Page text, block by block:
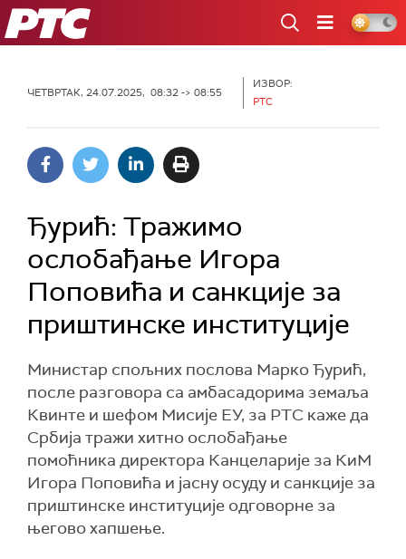
РТС
ЧЕТВРТАК, 24.07.2025, 08:32 -> 08:55
ИЗВОР:
РТС
Ђурић: Тражимо
ослобађање Игора
Поповића и санкције за
приштинске институције
Министар спољних послова Марко Ђурић,
после разговора са амбасадорима земаља
Квинте и шефом Мисије ЕУ, за РТС каже да
Србија тражи хитно ослобађање
помоћника директора Канцеларије за КиМ
Игора Поповића и јасну осуду и санкције за
приштинске институције одговорне за
његово хапшење.